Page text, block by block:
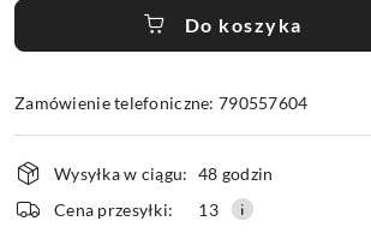
Do koszyka
Zamówienie telefoniczne: 790557604
Dostępność
i
dostawa
Wysyłka w ciągu: 48 godzin
Cena przesyłki:
13